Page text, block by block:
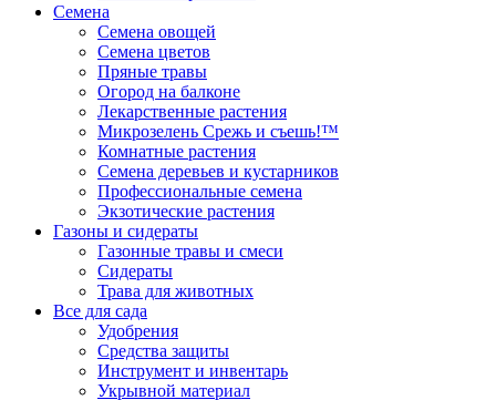
Семена
Семена овощей
Семена цветов
Пряные травы
Огород на балконе
Лекарственные растения
Микрозелень Срежь и съешь!™
Комнатные растения
Семена деревьев и кустарников
Профессиональные семена
Экзотические растения
Газоны и сидераты
Газонные травы и смеси
Сидераты
Трава для животных
Все для сада
Удобрения
Средства защиты
Инструмент и инвентарь
Укрывной материал